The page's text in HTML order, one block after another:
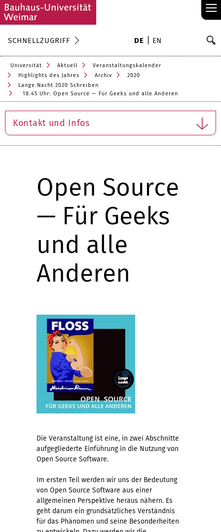
≡
SCHNELLZUGRIFF DE EN
Universität Aktuell
Veranstaltungskalender
Highlights des Jahres
Archiv
2020
Lange Nacht 2020 Schreiben
18.45 Uhr: Open Source — Für Geeks und alle Anderen
Kontakt und Infos
Open Source
— Für Geeks
und alle
Anderen
Die Veranstaltung ist eine, in zwei Abschnitte
aufgegliederte Einführung in die Nutzung von
Open Source Software.
Im ersten Teil werden wir uns der Bedeutung
von Open Source Software aus einer
allgemeinen Perspektive heraus nähern. Es
geht darum ein grundsätzliches Verständnis
für das Phänomen und seine Besonderheiten